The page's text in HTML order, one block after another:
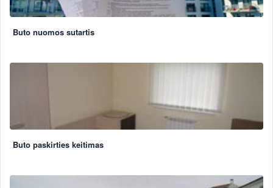
Buto nuomos sutartis
Buto paskirties keitimas